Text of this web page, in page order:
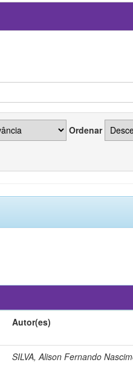
Ordenar
Autor(es)
SILVA, Alison Fernando